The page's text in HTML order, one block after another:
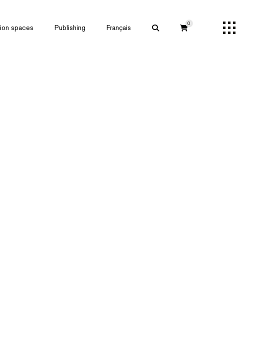
spaces Publishing Français
0